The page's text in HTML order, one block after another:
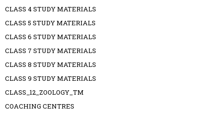
CLASS 4 STUDY MATERIALS
CLASS 5 STUDY MATERIALS
CLASS 6 STUDY MATERIALS
CLASS 7 STUDY MATERIALS
CLASS 8 STUDY MATERIALS
CLASS 9 STUDY MATERIALS
CLASS_12_ZOOLOGY_TM
COACHING CENTRES